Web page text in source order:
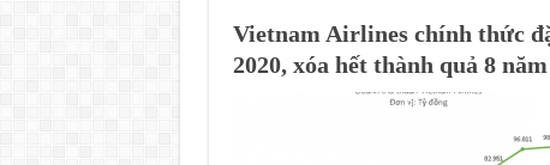
Vietnam Airlines chính thức
2020, xóa hết thành quả 8